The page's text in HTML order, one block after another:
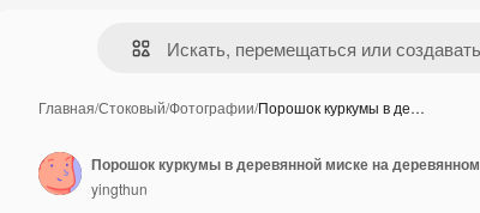
Главная/Стоковый/Фотографии/Порошок куркумы в де…
Порошок куркумы в деревянной миске на деревянном
yingthun